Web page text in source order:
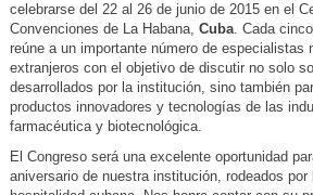
celebrarse del 22 al 26 de junio de 2015 en el
Convenciones de La Habana, Cuba. Cada
reúne a un importante número de especialistas
extranjeros con el objetivo de discutir no solo
desarrollados por la institución, sino también
productos innovadores y tecnologías de las
farmacéutica y biotecnológica.
El Congreso será una excelente oportunidad
aniversario de nuestra institución, rodeados por